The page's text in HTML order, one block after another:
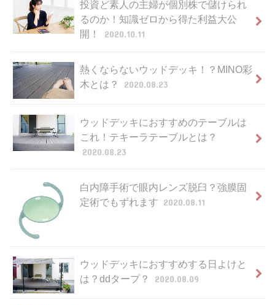
投資ど素人の主婦が個別株で儲けられ
るのか！知識ゼロから得た利益大公
開！
2020.10.11
熱くならないウッドデッキ！？MINO彩
木とは？
2020.08.23
ウッドデッキにおすすめのテーブルは
これ！テキーラテーブルとは？
2020.08.23
白内障手術で眼内レンズ脱臼？強膜固
定術でもずれます 2020.08.11
ウッドデッキにおすすめする日よけと
は？ddタープ？
2020.08.09